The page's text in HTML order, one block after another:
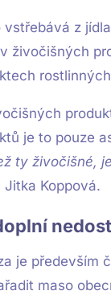
z
živočišných
je to pouze
ty živočišné,
Jitka Koppová.
je především
maso